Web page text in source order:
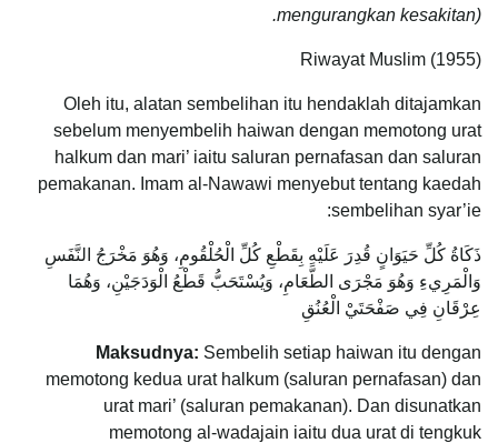
mengurangkan kesakitan).
Riwayat Muslim (1955)
Oleh itu, alatan sembelihan itu hendaklah ditajamkan
sebelum menyembelih haiwan dengan memotong urat
halkum dan mari’ iaitu saluran pernafasan dan saluran
pemakanan. Imam al-Nawawi menyebut tentang kaedah
sembelihan syar’ie:
ذَكَاةُ كُلِّ حَيَوَانٍ قُدِرَ عَلَيْهِ بِقَطْعِ كُلِّ الْحُلْقُومِ، وَهُوَ مَخْرَجُ النَّفَسِ
وَالْمَرِيءِ وَهُوَ مَجْرَى الطَّعَامِ، وَيُسْتَحَبُّ قَطْعُ الْوَدَجَيْنِ، وَهُمَا
عِرْقَانِ فِي صَفْحَتَيْ الْعُنُقِ
Maksudnya: Sembelih setiap haiwan itu dengan
memotong kedua urat halkum (saluran pernafasan) dan
urat mari’ (saluran pemakanan). Dan disunatkan
memotong al-wadajain iaitu dua urat di tengkuk